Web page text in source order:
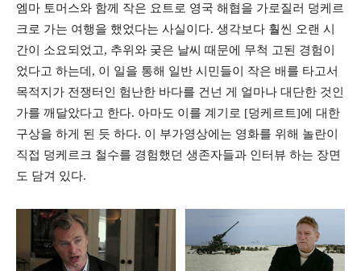
엠마 토머스와 함께 작은 요트로 영국 해협을 가로질러 덩케르
크로 가는 여행을 했었다는 사실이다. 생각보다 훨씬 오랜 시
간이 소요되었고, 추위와 궂은 날씨 때문에 무척 고된 경험이
었다고 하는데, 이 일을 통해 일반 시민들이 작은 배를 타고서
목적지가 전쟁터인 험난한 바다를 건넌 게 얼마나 대단한 것인
가를 깨달았다고 한다. 아마도 이를 계기로 [덩케르트]에 대한
구상을 하게 된 듯 하다. 이 부가영상에는 영화를 위해 놀란이
직접 덩케르크 철수를 경험했던 생존자들과 인터뷰 하는 장면
도 담겨 있다.